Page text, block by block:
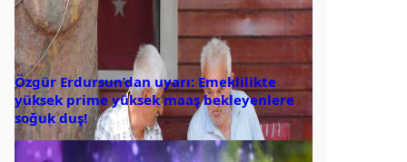
Özgür Erdursun’dan uyarı: Emeklilikte
yüksek prime yüksek maaş bekleyenlere
soğuk duş!